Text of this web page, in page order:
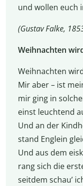
und wollen euch
(Gustav Falke,
Weihnachten
Weihnachten
Mir aber – ist
mir ging in
einst leuchtend
Und an der
stand Englein
Und aus dem
rang sich die
seitdem schau’